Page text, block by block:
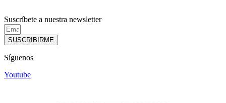
Suscríbete a nuestra newsletter
SUSCRIBIRME
Síguenos
Youtube